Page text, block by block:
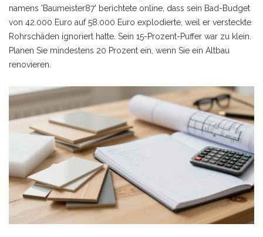
namens 'Baumeister87' berichtete online, dass sein Bad-Budget
von 42.000 Euro auf 58.000 Euro explodierte, weil er versteckte
Rohrschäden ignoriert hatte. Sein 15-Prozent-Puffer war zu klein.
Planen Sie mindestens 20 Prozent ein, wenn Sie ein Altbau
renovieren.